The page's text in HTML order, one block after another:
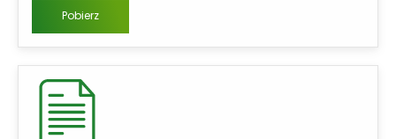
Pobierz